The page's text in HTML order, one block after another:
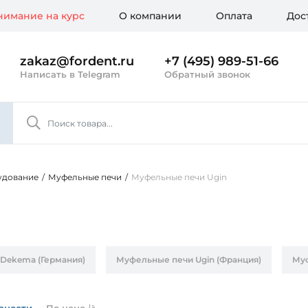
на курс О компании Оплата
zakaz@fordent.ru
Написать в Telegram
+7 (495) 989-51-66
Обратный звонок
/ Муфельные печи / Муфельные печи Ugin
(Германия) Муфельные печи Ugin (Франция)